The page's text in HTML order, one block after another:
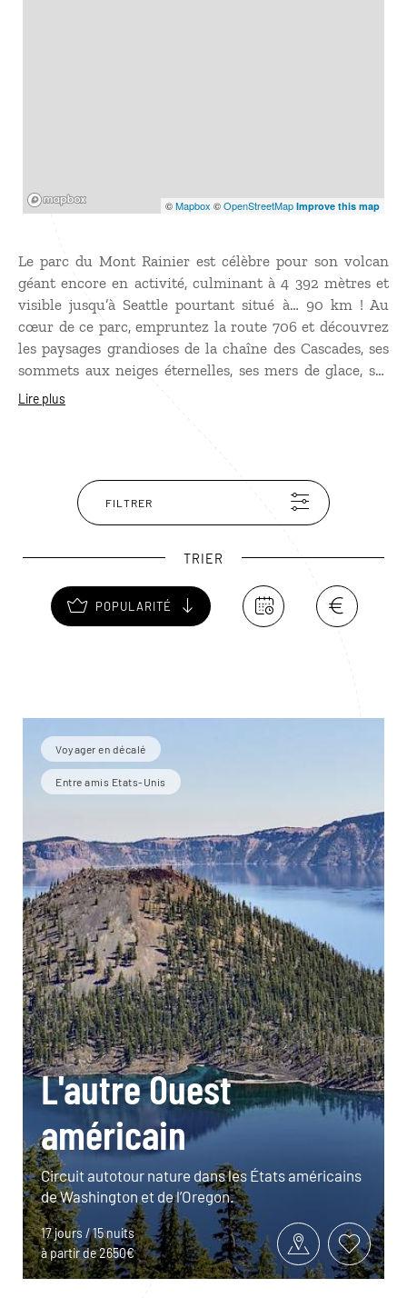
©Mapbox ©OpenStreetMap Improve this map
Le parc du Mont Rainier est célèbre pour son volcan
géant encore en activité, culminant à 4 392 mètres et
visible jusqu’à Seattle pourtant situé à… 90 km ! Au
cœur de ce parc, empruntez la route 706 et découvrez
les paysages grandioses de la chaîne des Cascades, ses
sommets aux neiges éternelles, ses mers de glace, ses
lacs de cratère, ses forêts pluviales… Une nature
chance la mythique chouette tachetée.
Lire plus
FILTRER
TRIER
POPULARITÉ
Voyager en décalé
Entre amis Etats-Unis
L'autre Ouest
américain
Circuit autotour nature dans les États américains
de Washington et de l’Oregon.
17 jours / 15 nuits
à partir de 2650€